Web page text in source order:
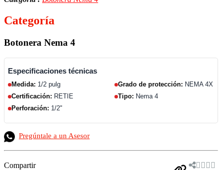
Categoría
Botonera Nema 4
Especificaciones técnicas
Medida: 1/2 pulg Grado de protección: NEMA 4X
Certificación: RETIE Tipo: Nema 4
Perforación: 1/2"
Pregúntale a un Asesor
Compartir